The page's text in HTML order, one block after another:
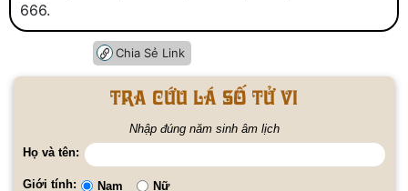
666.
Chia Sẻ Link
Tra cứu lá số tử vi
Nhập đúng năm sinh âm lịch
Họ và tên:
Giới tính: Nam Nữ